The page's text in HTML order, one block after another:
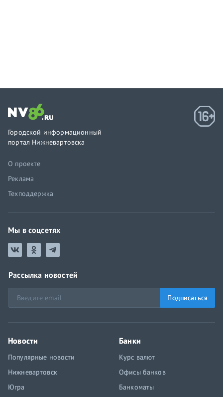
Городской информационный
портал Нижневартовска
О проекте
Реклама
Техподдержка
Мы в соцсетях
Рассылка новостей
Подписаться
Новости
Популярные новости
Нижневартовск
Югра
Банки
Курс валют
Офисы банков
Банкоматы